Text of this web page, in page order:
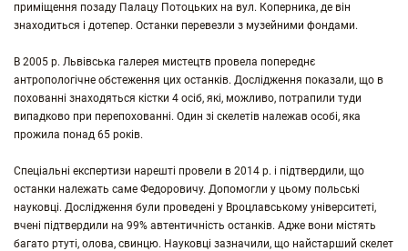
приміщення позаду Палацу Потоцьких на вул. Коперника, де він
знаходиться і дотепер. Останки перевезли з музейними фондами.
В 2005 р. Львівська галерея мистецтв провела попереднє
антропологічне обстеження цих останків. Дослідження показали, що в
похованні знаходяться кістки 4 осіб, які, можливо, потрапили туди
випадково при перепохованні. Один зі скелетів належав особі, яка
прожила понад 65 років.
Спеціальні експертизи нарешті провели в 2014 р. і підтвердили, що
останки належать саме Федоровичу. Допомогли у цьому польські
науковці. Дослідження були проведені у Вроцлавському університеті,
вчені підтвердили на 99% автентичність останків. Адже вони містять
багато ртуті, олова, свинцю. Науковці зазначили, що найстарший скелет